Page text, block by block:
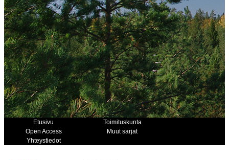
Etusivu
Toimituskunta
Open Access
Muut sarjat
Yhteystiedot